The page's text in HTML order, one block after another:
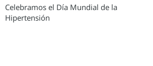
Celebramos el Día Mundial de la
Hipertensión